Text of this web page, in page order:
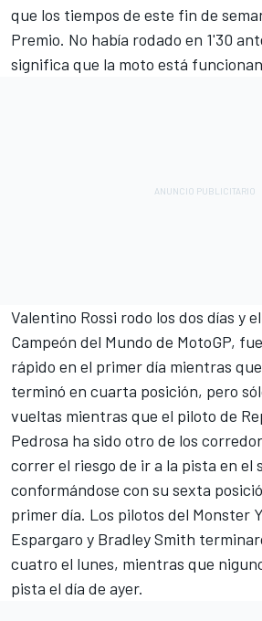
que los tiempos de este fin de
Premio. No había rodado en 1'30
significa que la moto está
Valentino Rossi rodo los dos días y
Campeón del Mundo de MotoGP,
rápido en el primer día mientras
terminó en cuarta posición, pero
vueltas mientras que el piloto de
Pedrosa ha sido otro de los
correr el riesgo de ir a la pista en el
conformándose con su sexta
primer día. Los pilotos del Monster
Espargaro y Bradley Smith
cuatro el lunes, mientras que
pista el día de ayer.